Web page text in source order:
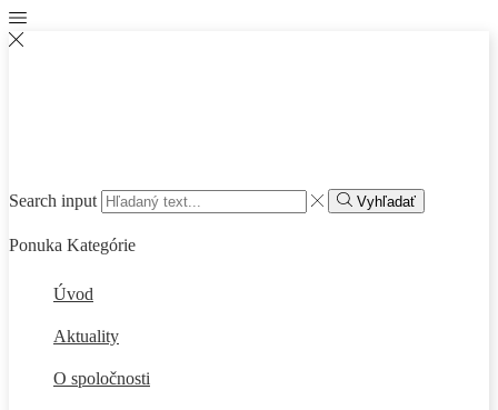
Search input Vyhľadať
Ponuka Kategórie
Úvod
Aktuality
O spoločnosti